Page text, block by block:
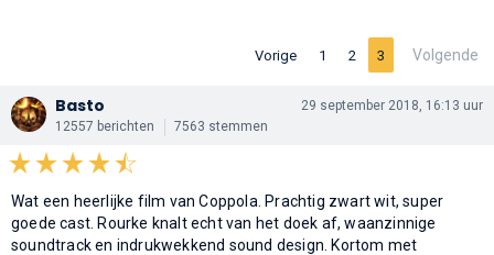
Vorige 1 2 3 Volgende
Basto
12557 berichten 7563 stemmen
29 september 2018, 16:13 uur
Wat een heerlijke film van Coppola. Prachtig zwart wit, super
goede cast. Rourke knalt echt van het doek af, waanzinnige
soundtrack en indrukwekkend sound design. Kortom met